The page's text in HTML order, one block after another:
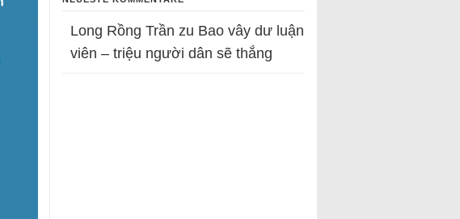
Long Rồng Trần zu Bao vây dư luận
viên – triệu người dân sẽ thắng